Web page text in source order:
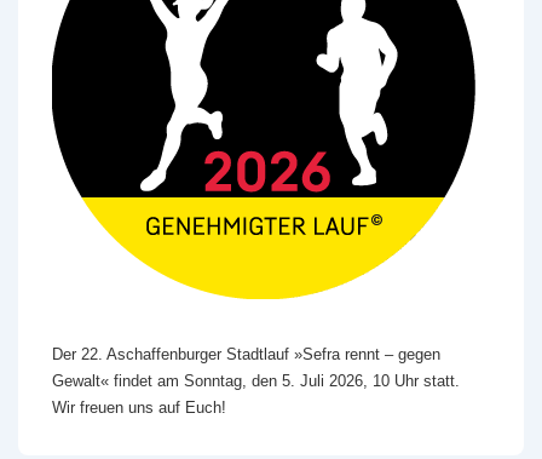
Der 22. Aschaffenburger Stadtlauf »Sefra rennt – gegen
Gewalt« findet am Sonntag, den 5. Juli 2026, 10 Uhr statt.
Wir freuen uns auf Euch!